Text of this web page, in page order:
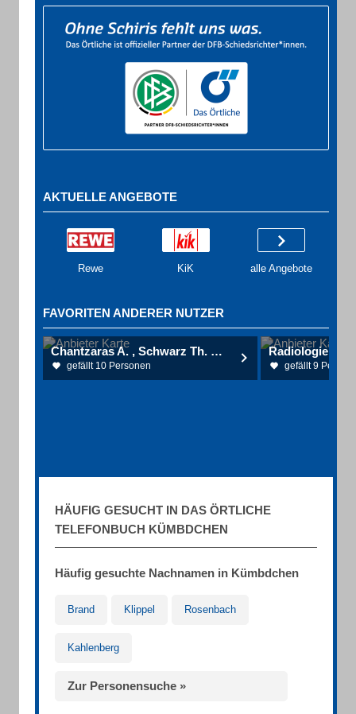
AKTUELLE ANGEBOTE
Rewe KiK alle Angebote
FAVORITEN ANDERER NUTZER
Chantzaras A. , Schwarz Th. Dr.med. Augenärzte
gefällt 10 Personen gefällt 9
HÄUFIG GESUCHT IN DAS ÖRTLICHE
TELEFONBUCH KÜMBDCHEN
Häufig gesuchte Nachnamen in Kümbdchen
Brand Klippel Rosenbach
Kahlenberg
Zur Personensuche »